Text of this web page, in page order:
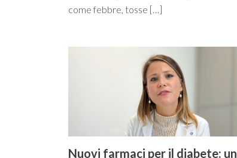
come febbre, tosse […]
Nuovi farmaci per il diabete: un